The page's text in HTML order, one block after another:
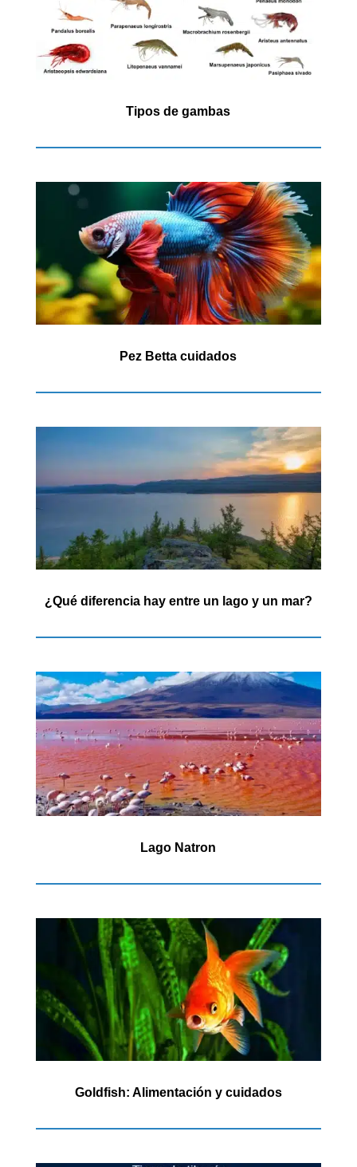
Tipos de gambas
Pez Betta cuidados
¿Qué diferencia hay entre un lago y un mar?
Lago Natron
Goldfish: Alimentación y cuidados